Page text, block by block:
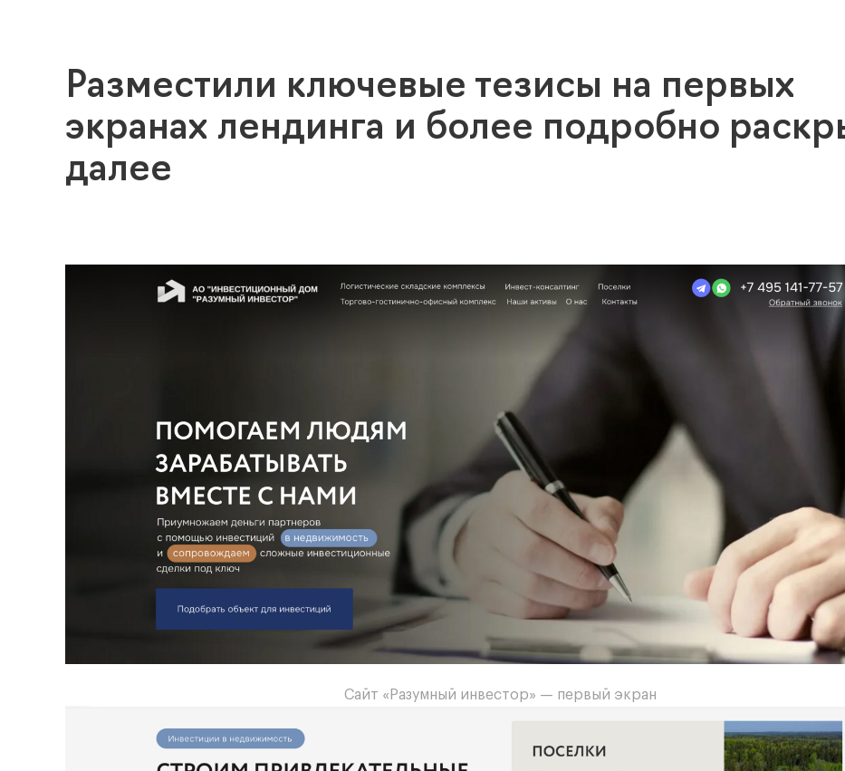
Разместили ключевые тезисы на первых
экранах лендинга и более подробно
далее
Сайт «Разумный инвестор» — первый экран